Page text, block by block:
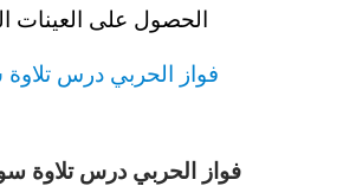
الحصول على العينات
فواز الحربي درس تلاوة